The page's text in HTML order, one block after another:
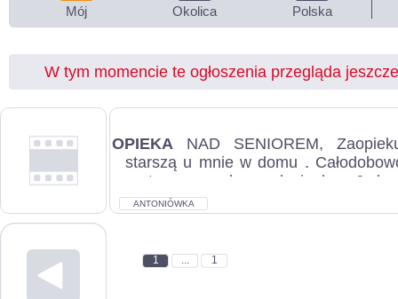
Mój Okolica Polska
W tym momencie te ogłoszenia przegląda
OPIEKA NAD SENIOREM,
starszą u mnie w domu .
parterze z własną łazienką. 6
ANTONIÓ...
ANTONIÓWKA
1 ... 1